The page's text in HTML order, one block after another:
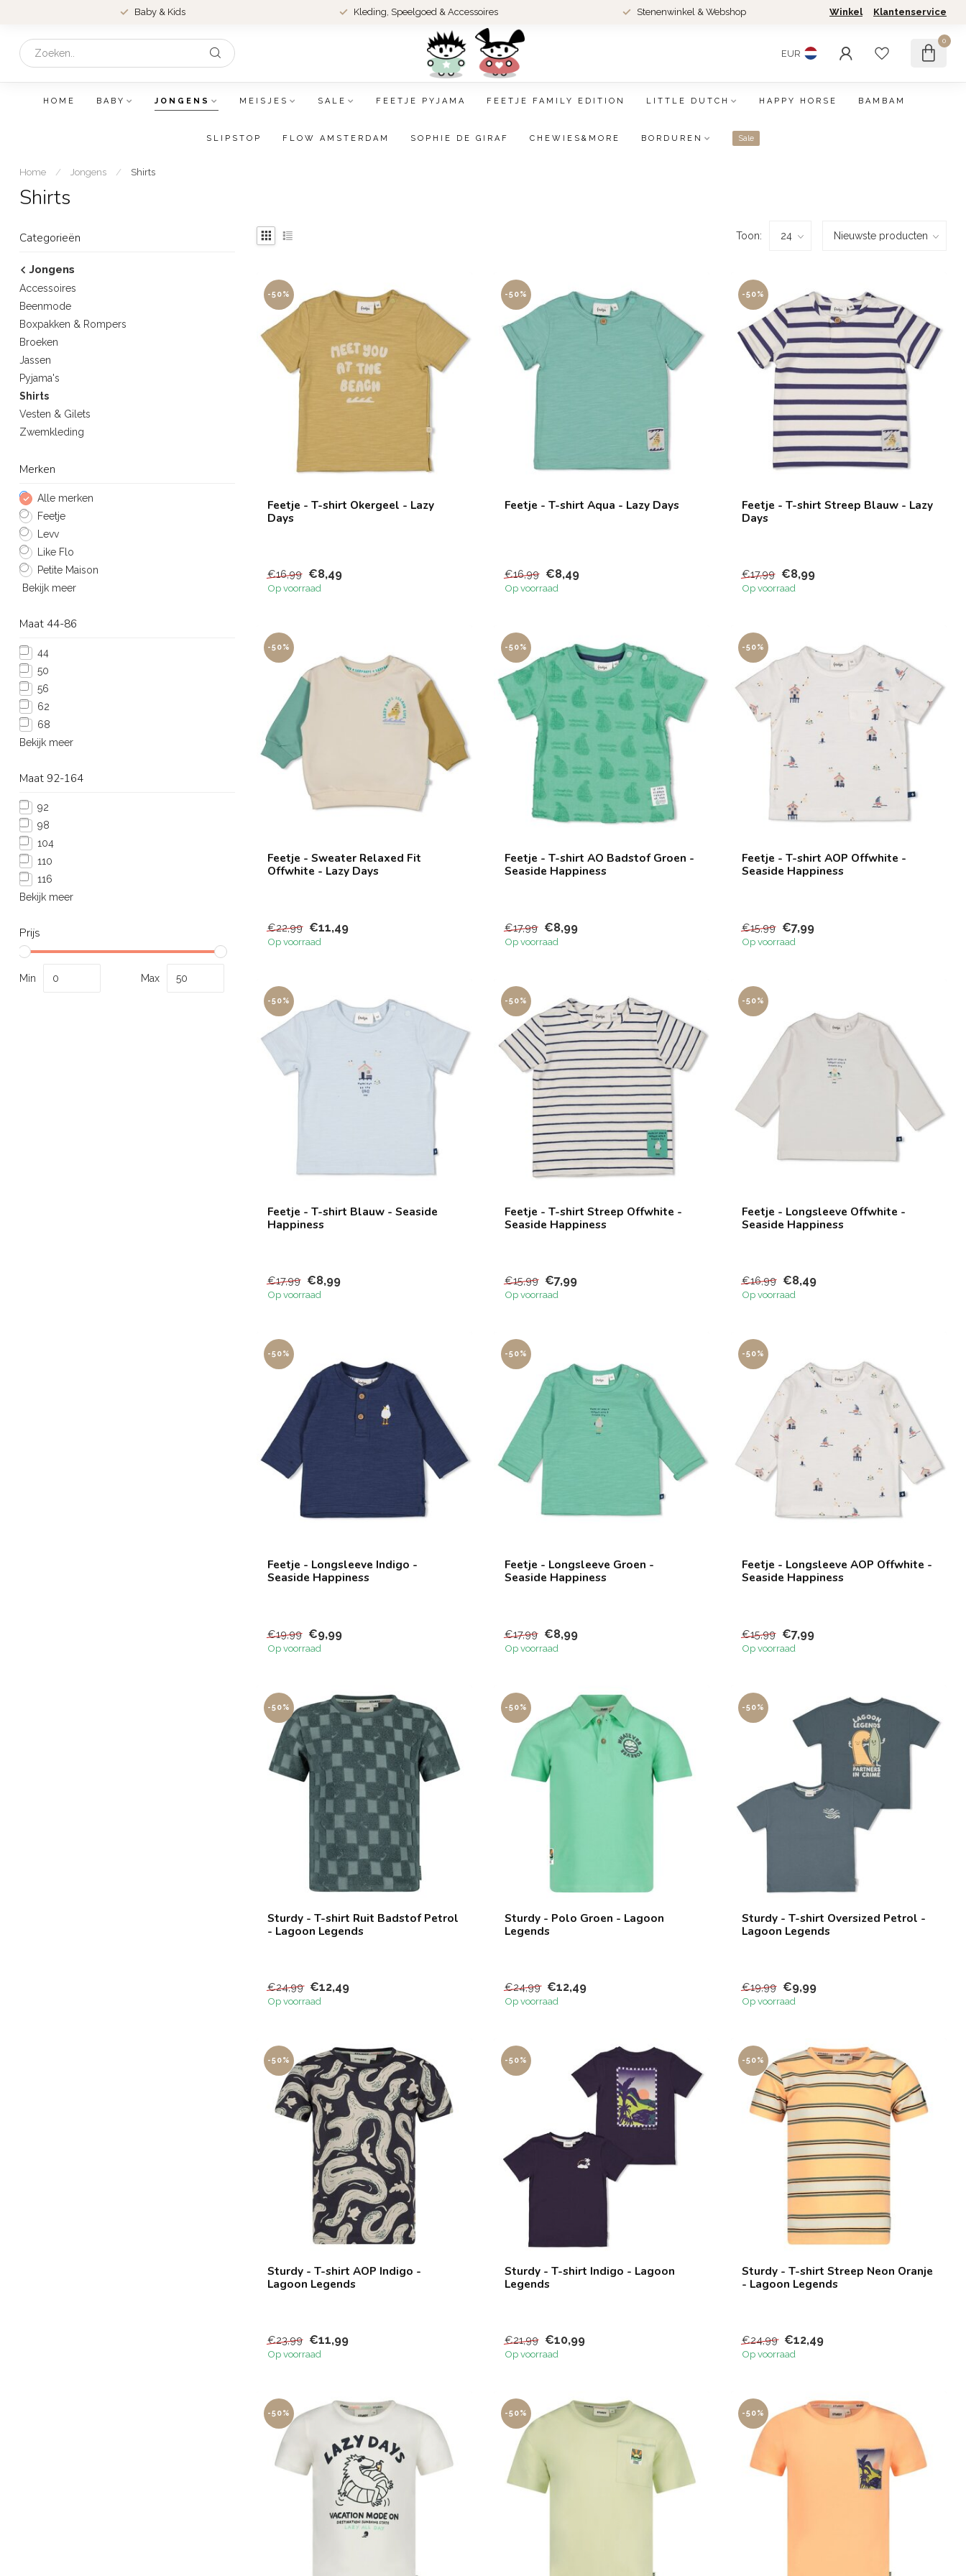
Baby & Kids Kleding, Speelgoed & Accessoires Stenenwinkel & Webshop Winkel Klantenservice
EUR
0
HOME BABY JONGENS MEISJES SALE FEETJE PYJAMA FEETJE FAMILY EDITION LITTLE DUTCH HAPPY HORSE BAMBAM
SLIPSTOP FLOW AMSTERDAM SOPHIE DE GIRAF CHEWIES&MORE BORDUREN Sale
Home / Jongens / Shirts
Shirts
Categorieën
Jongens
Accessoires
Beenmode
Boxpakken & Rompers
Broeken
Jassen
Pyjama's
Shirts
Vesten & Gilets
Zwemkleding
Merken
Alle merken
Feetje
Levv
Like Flo
Petite Maison
Bekijk meer
Maat 44-86
44
50
56
62
68
Bekijk meer
Maat 92-164
92
98
104
110
116
Bekijk meer
Prijs
Min Max
Toon:
-50%
Feetje - T-shirt Okergeel - Lazy
Days
€16,99 €8,49
Op voorraad
-50%
Feetje - T-shirt Aqua - Lazy Days
€16,99 €8,49
Op voorraad
-50%
Feetje - T-shirt Streep Blauw - Lazy
Days
€17,99 €8,99
Op voorraad
-50%
Feetje - Sweater Relaxed Fit
Offwhite - Lazy Days
€22,99 €11,49
Op voorraad
-50%
Feetje - T-shirt AO Badstof Groen -
Seaside Happiness
€17,99 €8,99
Op voorraad
-50%
Feetje - T-shirt AOP Offwhite -
Seaside Happiness
€15,99 €7,99
Op voorraad
-50%
Feetje - T-shirt Blauw - Seaside
Happiness
€17,99 €8,99
Op voorraad
-50%
Feetje - T-shirt Streep Offwhite -
Seaside Happiness
€15,99 €7,99
Op voorraad
-50%
Feetje - Longsleeve Offwhite -
Seaside Happiness
€16,99 €8,49
Op voorraad
-50%
Feetje - Longsleeve Indigo -
Seaside Happiness
€19,99 €9,99
Op voorraad
-50%
Feetje - Longsleeve Groen -
Seaside Happiness
€17,99 €8,99
Op voorraad
-50%
Feetje - Longsleeve AOP Offwhite -
Seaside Happiness
€15,99 €7,99
Op voorraad
-50%
Sturdy - T-shirt Ruit Badstof Petrol
- Lagoon Legends
€24,99 €12,49
Op voorraad
-50%
Sturdy - Polo Groen - Lagoon
Legends
€24,99 €12,49
Op voorraad
-50%
Sturdy - T-shirt Oversized Petrol -
Lagoon Legends
€19,99 €9,99
Op voorraad
-50%
Sturdy - T-shirt AOP Indigo -
Lagoon Legends
€23,99 €11,99
Op voorraad
-50%
Sturdy - T-shirt Indigo - Lagoon
Legends
€21,99 €10,99
Op voorraad
-50%
Sturdy - T-shirt Streep Neon Oranje
- Lagoon Legends
€24,99 €12,49
Op voorraad
-50% -50% -50%